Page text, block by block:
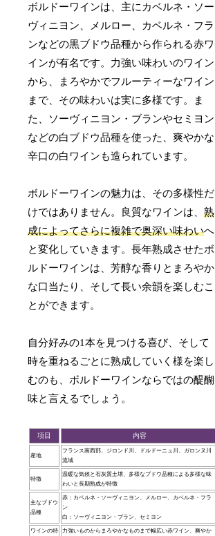
ボルドーワインは、主にカベルネ・ソー
ヴィニヨン、メルロー、カベルネ・フラ
ンなどの黒ブドウ品種から作られる赤ワ
インが有名です。力強い味わいのワイン
から、まろやかでフルーティーなワイン
まで、その味わいは実に多様です。ま
た、ソーヴィニヨン・ブランやセミヨン
などの白ブドウ品種を使った、爽やかな
辛口の白ワインも造られています。
ボルドーワインの魅力は、その多様性だ
けではありません。良質なワインは、熟
成によってさらに複雑で奥深い味わいへ
と変化していきます。長年熟成させたボ
ルドーワインは、芳醇な香りとまろやか
な口当たり、そして長い余韻を楽しむこ
とができます。
自分好みの1本を見つける喜び、そして
時を重ねるごとに熟成していく様を楽し
むのも、ボルドーワインならではの醍醐
味と言えるでしょう。
項目 内容
産地
フランス南西部、ジロンド川、ドルドーニュ川、ガロンヌ川
流域
特徴
温暖な気候と石灰質土壌、多様なブドウ品種による多様な味
わいと長期熟成が特徴
主なブドウ
品種
赤：カベルネ・ソーヴィニヨン、メルロー、カベルネ・フラ
ン
白：ソーヴィニヨン・ブラン、セミヨン
ワインの特
力強いものからまろやかなものまで幅広い赤ワイン、爽やか